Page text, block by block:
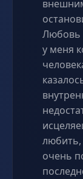
Любовь
у меня
любить,
очень